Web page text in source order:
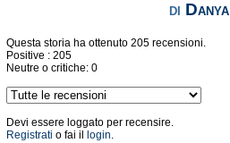
di Danya
Questa storia ha ottenuto 205 recensioni.
Positive : 205
Neutre o critiche: 0
Devi essere loggato per recensire.
Registrati o fai il login.